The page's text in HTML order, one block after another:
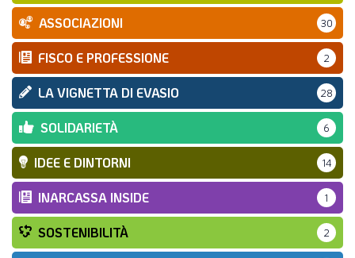
ASSOCIAZIONI 30
FISCO E PROFESSIONE 2
LA VIGNETTA DI EVASIO 28
SOLIDARIETÀ 6
IDEE E DINTORNI 14
INARCASSA INSIDE 1
SOSTENIBILITÀ 2